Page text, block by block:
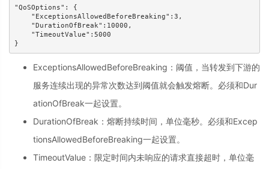
"QoSOptions": {
    "ExceptionsAllowedBeforeBreaking":3,
    "DurationOfBreak":10000,
    "TimeoutValue":5000
}
ExceptionsAllowedBeforeBreaking：阈值，当转发到下游的
服务连续出现的异常次数达到阈值就会触发熔断。必须和Dur
ationOfBreak一起设置。
DurationOfBreak：熔断持续时间，单位毫秒。必须和Excep
tionsAllowedBeforeBreaking一起设置。
TimeoutValue：限定时间内未响应的请求直接超时，单位毫